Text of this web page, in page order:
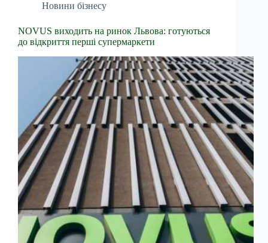
Новини бізнесу
NOVUS виходить на ринок Львова: готуються
до відкриття перші супермаркети